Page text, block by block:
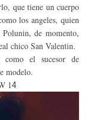
que tiene un cuerpo
los angeles, quien
de momento,
chico San Valentin.
como el sucesor de
modelo.
14